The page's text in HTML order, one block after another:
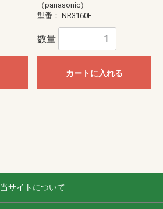
（panasonic）
型番： NR3160F
数量
カートに入れる
当サイトについて